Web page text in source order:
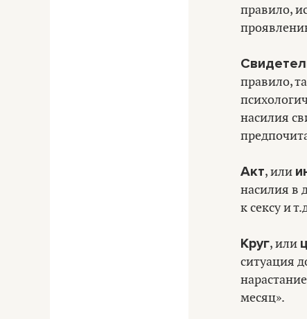
правило,
правило,
насилия
Акт, или
насилия в
к сексу и
Круг, или
ситуация
месяц».